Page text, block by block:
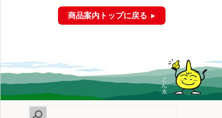
商品案内トップに戻る